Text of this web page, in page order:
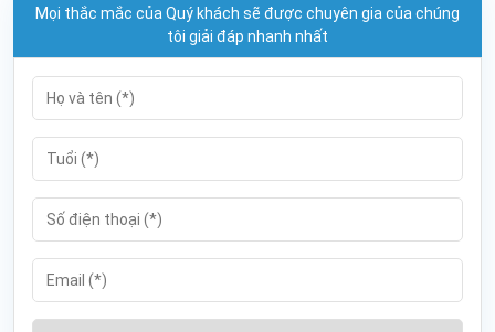
Mọi thắc mắc của Quý khách sẽ được chuyên gia của chúng
tôi giải đáp nhanh nhất